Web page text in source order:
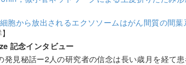
胞から放出されるエクソソームはがん間質の間
記念インタビュー
発見秘話ー2人の研究者の信念は長い歳月を経て